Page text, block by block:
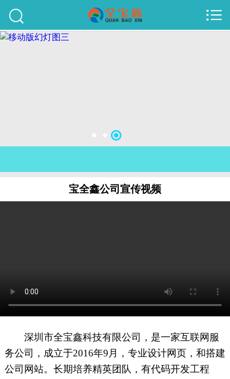
关于我们
联系我们
51La
XML地图


宝全鑫公司宣传视频
深圳市全宝鑫科技有限公司，是一家互联网服
务公司，成立于2016年9月，专业设计网页，和搭建
公司网站。长期培养精英团队，有代码开发工程